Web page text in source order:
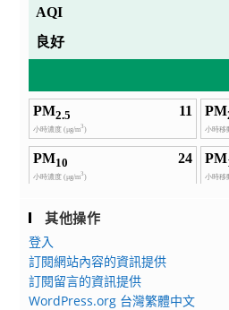
其他操作
登入
訂閱網站內容的資訊提供
訂閱留言的資訊提供
WordPress.org 台灣繁體中文